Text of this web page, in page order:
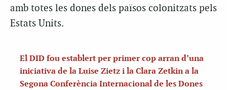
amb totes les dones dels països colonitzats pels
Estats Units.
El DID fou establert per primer cop arran d’una
iniciativa de la Luise Zietz i la Clara Zetkin a la
Segona Conferència Internacional de les Dones